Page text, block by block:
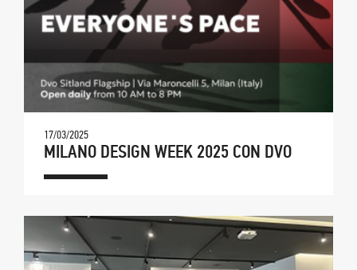
17/03/2025
MILANO DESIGN WEEK 2025 CON DVO